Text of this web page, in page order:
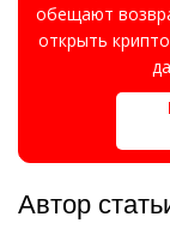
обещают
открыть
Автор